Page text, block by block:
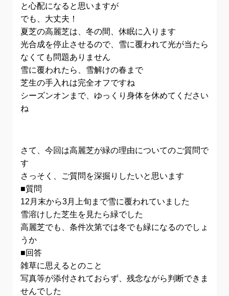
と心配になると思いますが
でも、大丈夫！
夏芝の高麗芝は、冬の間、休眠に入ります
光合成を停止させるので、雪に覆われて光が当たら
なくても問題ありません
雪に覆われたら、雪解けの春まで
芝生の手入れは完全オフですね
シーズンオンまで、ゆっくり身体を休めてください
ね
さて、今回は高麗芝が緑の理由についてのご質問で
す
さっそく、ご質問を深掘りしたいと思います
■質問
12月末から3月上旬まで雪に覆われていました
雪溶けした芝生を見たら緑でした
高麗芝でも、条件次第では冬でも緑になるのでしょ
うか
■回答
雑草に思えるとのこと
写真等が添付されておらず、残念ながら判断できま
せんでした